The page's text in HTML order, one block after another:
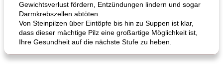
Gewichtsverlust fördern, Entzündungen lindern und sogar
Darmkrebszellen abtöten.
Von Steinpilzen über Eintöpfe bis hin zu Suppen ist klar,
dass dieser mächtige Pilz eine großartige Möglichkeit ist,
Ihre Gesundheit auf die nächste Stufe zu heben.